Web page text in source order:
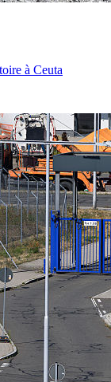
à Ceuta